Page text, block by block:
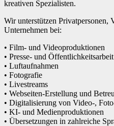
kreativen Spezialisten.
Wir unterstützen Privatpersonen,
Unternehmen bei:
• Film- und Videoproduktionen
• Presse- und Öffentlichkeitsarbeit
• Luftaufnahmen
• Fotografie
• Livestreams
• Webseiten-Erstellung und
• Digitalisierung von Video-,
• KI- und Medienproduktionen
• Übersetzungen in zahlreiche